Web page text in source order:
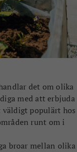
det om olika
med att erbjuda
populärt hos
runt om i
broar mellan olika